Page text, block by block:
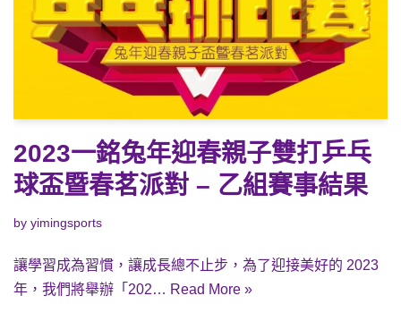
2023一銘兔年迎春親子雙打乒乓
球盃暨春茗派對 – 乙組賽事結果
by yimingsports
讓學習成為習慣，讓成長總不止步，為了迎接美好的 2023
年，我們將舉辦「202… Read More »